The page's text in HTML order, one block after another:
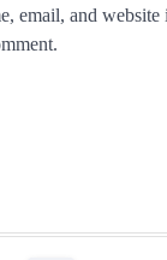
email, and